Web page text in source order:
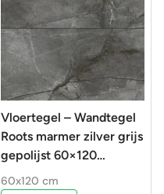
Vloertegel – Wandtegel
Roots marmer zilver grijs
gepolijst 60×120
gerectificeerd
60x120 cm